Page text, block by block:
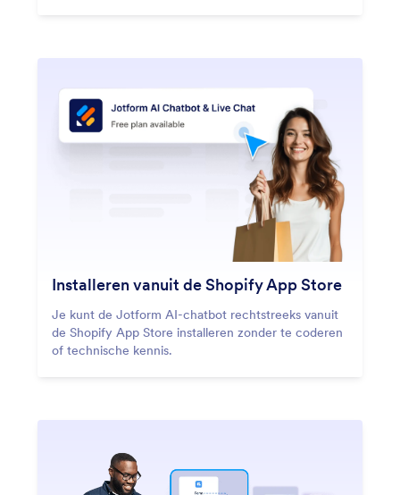
Installeren vanuit de Shopify App Store
Je kunt de Jotform AI-chatbot rechtstreeks vanuit
de Shopify App Store installeren zonder te coderen
of technische kennis.